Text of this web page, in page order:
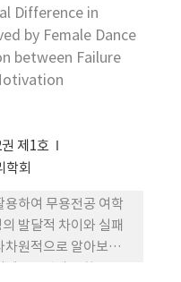
계 전지 훈련기간 중 2
훈련을 집중적으로
능성은 단일 피험자
replication-
으로 규명하였다. 연
입국면에서 스코어가
경향을 보여주었으
. 이러한 연구 결과는
상을 위하여 선수 각
점에 대한 유익한 정
Difference in
by Female Dance
between Failure
제1호
학회
용하여 무용전공 여학
발달적 차이와 실패
차원적으로 알아보기